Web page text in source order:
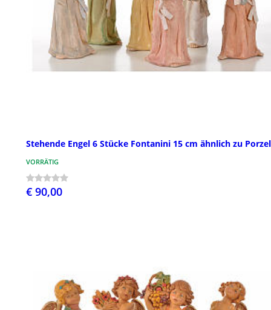
Stehende Engel 6 Stücke Fontanini 15 cm ähnlich zu
VORRÄTIG
€ 90,00